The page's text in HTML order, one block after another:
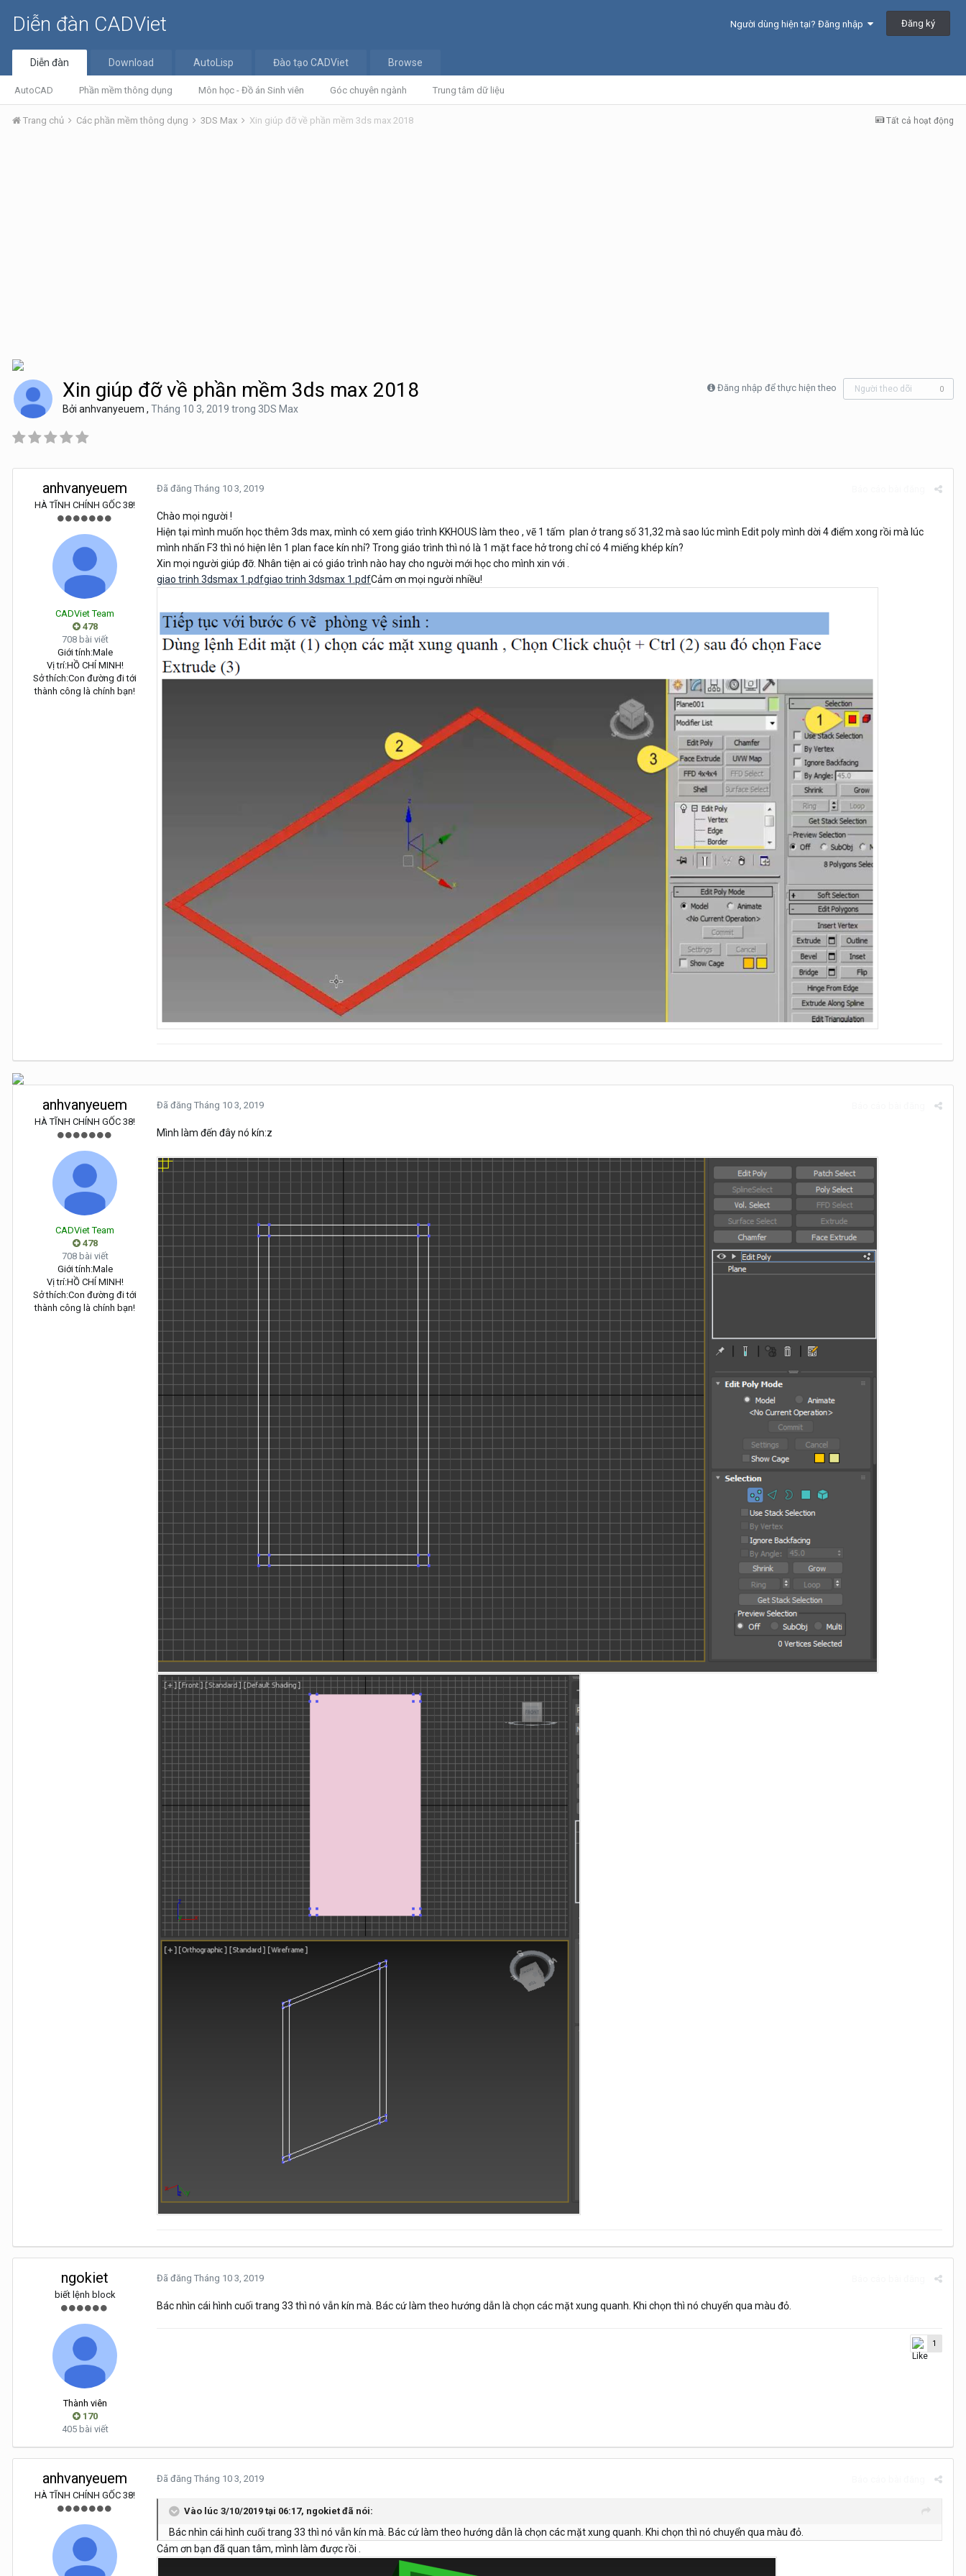
Diễn đàn CADViet Người dùng hiện tại? Đăng nhập Đăng ký
Diễn đàn
AutoCAD Phần mềm thông dụng Môn học - Đồ án Sinh viên Góc chuyên ngành Trung tâm dữ liệu
Download AutoLisp Đào tạo CADViet Browse
Tất cả hoạt động
Trang chủ Các phần mềm thông dụng 3DS Max Xin giúp đỡ về phần mềm 3ds max 2018
Đăng nhập để thực hiện theo Người theo dõi 0
Xin giúp đỡ về phần mềm 3ds max 2018
Bởi anhvanyeuem , Tháng 10 3, 2019 trong 3DS Max
anhvanyeuem
HÀ TĨNH CHÍNH GỐC 38!
CADViet Team
478
708 bài viết
Giới tính:Male
Vị trí:HỒ CHÍ MINH!
Sở thích:Con đường đi tới
thành công là chính bạn!
Đã đăng Tháng 10 3, 2019
Chào mọi người !
Hiện tại mình muốn học thêm 3ds max, mình có xem giáo trình KKHOUS làm theo , vẽ 1 tấm plan ở trang số 31,32 mà sao lúc mình Edit poly mình dời 4 điểm xong rồi mà lúc
mình nhấn F3 thì nó hiện lên 1 plan face kín nhỉ? Trong giáo trình thì nó là 1 mặt face hở trong chỉ có 4 miếng khép kín?
Xin mọi người giúp đỡ. Nhân tiện ai có giáo trình nào hay cho người mới học cho mình xin với .
giao trinh 3dsmax 1.pdfgiao trinh 3dsmax 1.pdfCảm ơn mọi người nhiều!
anhvanyeuem
HÀ TĨNH CHÍNH GỐC 38!
CADViet Team
478
708 bài viết
Giới tính:Male
Vị trí:HỒ CHÍ MINH!
Sở thích:Con đường đi tới
thành công là chính bạn!
Đã đăng Tháng 10 3, 2019
Mình làm đến đây nó kín:z
ngokiet
biết lệnh block
Thành viên
170
405 bài viết
Đã đăng Tháng 10 3, 2019
Bác nhìn cái hình cuối trang 33 thì nó vẫn kín mà. Bác cứ làm theo hướng dẫn là chọn các mặt xung quanh. Khi chọn thì nó chuyển qua màu đỏ.
1
anhvanyeuem
HÀ TĨNH CHÍNH GỐC 38!
Đã đăng Tháng 10 3, 2019
Vào lúc 3/10/2019 tại 06:17, ngokiet đã nói:
Bác nhìn cái hình cuối trang 33 thì nó vẫn kín mà. Bác cứ làm theo hướng dẫn là chọn các mặt xung quanh. Khi chọn thì nó chuyển qua màu đỏ.
Cảm ơn bạn đã quan tâm, mình làm được rồi .